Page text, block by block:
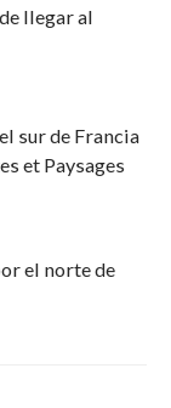
llegar al
sur de Francia
et Paysages
el norte de